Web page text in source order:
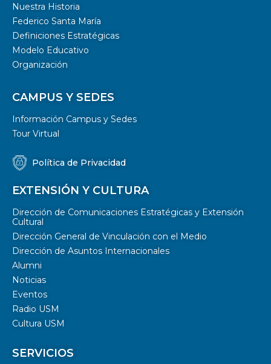
Nuestra Historia
Federico Santa María
Definiciones Estratégicas
Modelo Educativo
Organización
CAMPUS Y SEDES
Información Campus y Sedes
Tour Virtual
Política de Privacidad
EXTENSIÓN Y CULTURA
Dirección de Comunicaciones Estratégicas y Extensión
Cultural
Dirección General de Vinculación con el Medio
Dirección de Asuntos Internacionales
Alumni
Noticias
Eventos
Radio USM
Cultura USM
SERVICIOS